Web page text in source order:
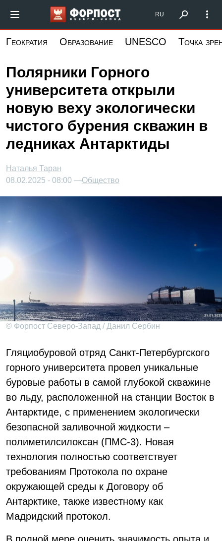
основному
Форпост Северо-Запад
RU
Геократия Образование UNESCO Точка
Полярники Горного
университета открыли
новую веху экологически
чистого бурения скважин в
ледниках Антарктиды
Наталья Таран
08.02.2025 - 08:00 —Общество
© Форпост Северо-Запад / Данил Сербин
Гляциобуровой отряд Санкт-Петербургского
горного университета провел уникальные
буровые работы в самой глубокой скважине
во льду, расположенной на станции Восток в
Антарктиде, с применением экологически
безопасной заливочной жидкости –
полиметилсилоксан (ПМС-3). Новая
технология полностью соответствует
требованиям Протокола по охране
окружающей среды к Договору об
Антарктике, также известному как
Мадридский протокол.